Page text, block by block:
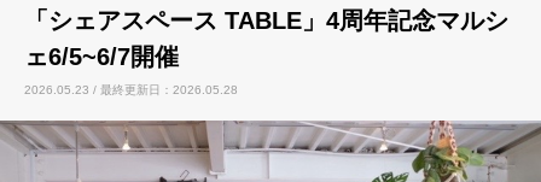
「シェアスペース TABLE」4周年記念マルシ
ェ6/5~6/7開催
2026.05.23 / 最終更新日：2026.05.28